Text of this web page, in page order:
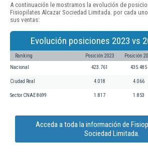
A continuación le mostramos la evolución de
Fisiopilates Alcazar Sociedad Limitada. por cada
sus ventas:
Evolución posiciones 2023 vs
Ranking Posición 2023 Posición
Nacional 423.761 435.485
Ciudad Real 4.018 4.066
Sector CNAE 8699 1.817 1.853
Acceda a toda la información de
Sociedad Limitada.